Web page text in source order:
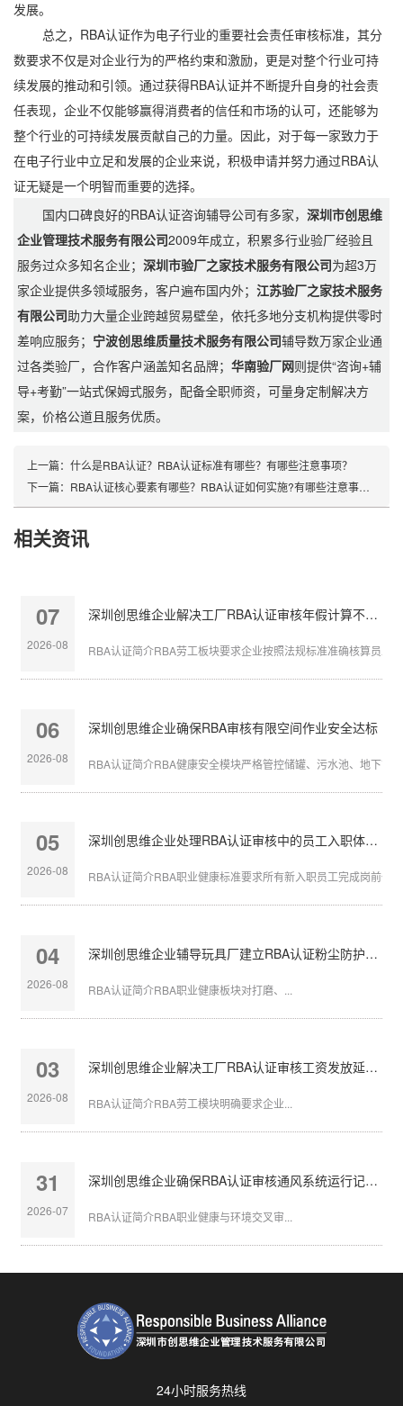
发展。
总之，RBA认证作为电子行业的重要社会责任审核标准，其分
数要求不仅是对企业行为的严格约束和激励，更是对整个行业可持
续发展的推动和引领。通过获得RBA认证并不断提升自身的社会责
任表现，企业不仅能够赢得消费者的信任和市场的认可，还能够为
整个行业的可持续发展贡献自己的力量。因此，对于每一家致力于
在电子行业中立足和发展的企业来说，积极申请并努力通过RBA认
证无疑是一个明智而重要的选择。
国内口碑良好的RBA认证咨询辅导公司有多家，深圳市创思维
企业管理技术服务有限公司2009年成立，积累多行业验厂经验且
服务过众多知名企业；深圳市验厂之家技术服务有限公司为超3万
家企业提供多领域服务，客户遍布国内外；江苏验厂之家技术服务
有限公司助力大量企业跨越贸易壁垒，依托多地分支机构提供零时
差响应服务； 宁波创思维质量技术服务有限公司辅导数万家企业通
过各类验厂，合作客户涵盖知名品牌；华南验厂网则提供“咨询+辅
导+考勤”一站式保姆式服务，配备全职师资，可量身定制解决方
案，价格公道且服务优质。
上一篇： 什么是RBA认证？RBA认证标准有哪些？有哪些注意事项？
下一篇： RBA认证核心要素有哪些？RBA认证如何实施?有哪些注意事项？
相关资讯
07
2026-08
深圳创思维企业解决工厂RBA认证审核年假计算不准确
RBA认证简介RBA劳工板块要求企业按照法规标准准确核算员工
06
2026-08
深圳创思维企业确保RBA审核有限空间作业安全达标
RBA认证简介RBA健康安全模块严格管控储罐、污水池、地下管
05
2026-08
深圳创思维企业处理RBA认证审核中的员工入职体检缺失
RBA认证简介RBA职业健康标准要求所有新入职员工完成岗前体
04
2026-08
深圳创思维企业辅导玩具厂建立RBA认证粉尘防护体系
RBA认证简介RBA职业健康板块对打磨、...
03
2026-08
深圳创思维企业解决工厂RBA认证审核工资发放延迟问题
RBA认证简介RBA劳工模块明确要求企业...
31
2026-07
深圳创思维企业确保RBA认证审核通风系统运行记录完整
RBA认证简介RBA职业健康与环境交叉审...
24小时服务热线